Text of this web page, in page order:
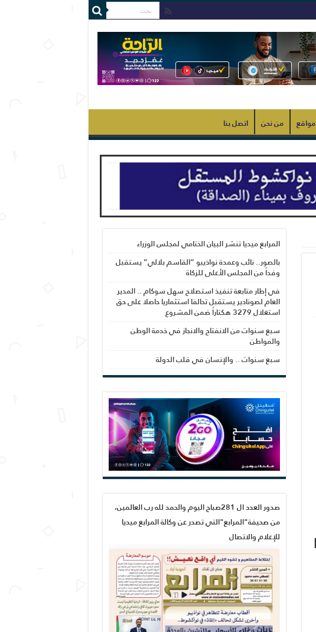
مواقع من نحن اتصل بنا
المرابع ميديا تنشر البيان الختامي لمجلس الوزراء
بالصور.. نائب وعمدة نواذيبو “القاسم بلالي” يستقبل
وفداً من المجلس الأعلى للزكاة
في إطار متابعة تنفيذ استصلاح سهل سوكام .. المدير
العام لصونادير يستقبل تحالفا استثماريا حاصلا على حق
استغلال 3279 هكتاراً ضمن المشروع
سبع سنوات من الانفتاح والانجاز في خدمة الوطن
والمواطن
سبع سنوات .. والإنسان في قلب الدولة
صدور العدد ال 281صباح اليوم والحمد لله رب العالمين،
من صحيفة"المرابع"التي تصدر عن وكالة المرابع ميديا
للإعلام والاتصال